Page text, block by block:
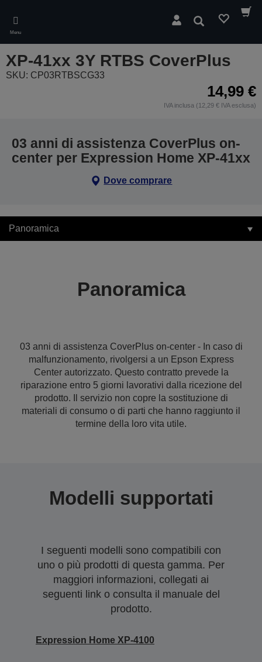
main
content
Menu
Cerca
XP-41xx 3Y RTBS CoverPlus
SKU: CP03RTBSCG33
14,99 €
IVA inclusa (12,29 € IVA esclusa)
03 anni di assistenza CoverPlus on-
center per Expression Home XP-41xx
Dove comprare
Panoramica
Panoramica
03 anni di assistenza CoverPlus on-center - In caso di
malfunzionamento, rivolgersi a un Epson Express
Center autorizzato. Questo contratto prevede la
riparazione entro 5 giorni lavorativi dalla ricezione del
prodotto. Il servizio non copre la sostituzione di
materiali di consumo o di parti che hanno raggiunto il
termine della loro vita utile.
Modelli supportati
I seguenti modelli sono compatibili con
uno o più prodotti di questa gamma. Per
maggiori informazioni, collegati ai
seguenti link o consulta il manuale del
prodotto.
Expression Home XP-4100